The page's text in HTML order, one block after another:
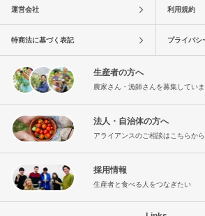
運営会社 利用規約
特商法に基づく表記 プライバシ
生産者の方へ
農家さん・漁師さんを募集してい
法人・自治体の方へ
アライアンスのご相談はこちらから
採用情報
生産者と食べる人をつなぎたい